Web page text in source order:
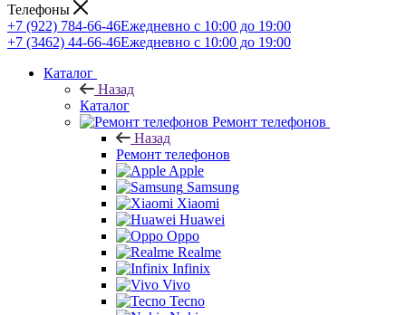
Телефоны
+7 (922) 784-66-46Ежедневно с 10:00 до 19:00
+7 (3462) 44-66-46Ежедневно с 10:00 до 19:00
Каталог
Назад
Каталог
Ремонт телефонов
Назад
Ремонт телефонов
Apple
Samsung
Xiaomi
Huawei
Oppo
Realme
Infinix
Vivo
Tecno